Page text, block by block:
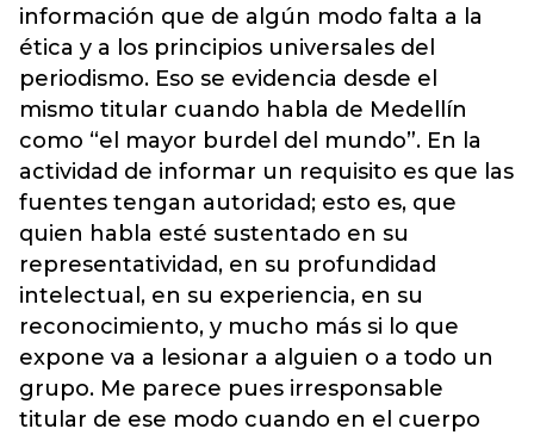
información que de algún modo falta a la
ética y a los principios universales del
periodismo. Eso se evidencia desde el
mismo titular cuando habla de Medellín
como “el mayor burdel del mundo”. En la
actividad de informar un requisito es que las
fuentes tengan autoridad; esto es, que
quien habla esté sustentado en su
representatividad, en su profundidad
intelectual, en su experiencia, en su
reconocimiento, y mucho más si lo que
expone va a lesionar a alguien o a todo un
grupo. Me parece pues irresponsable
titular de ese modo cuando en el cuerpo